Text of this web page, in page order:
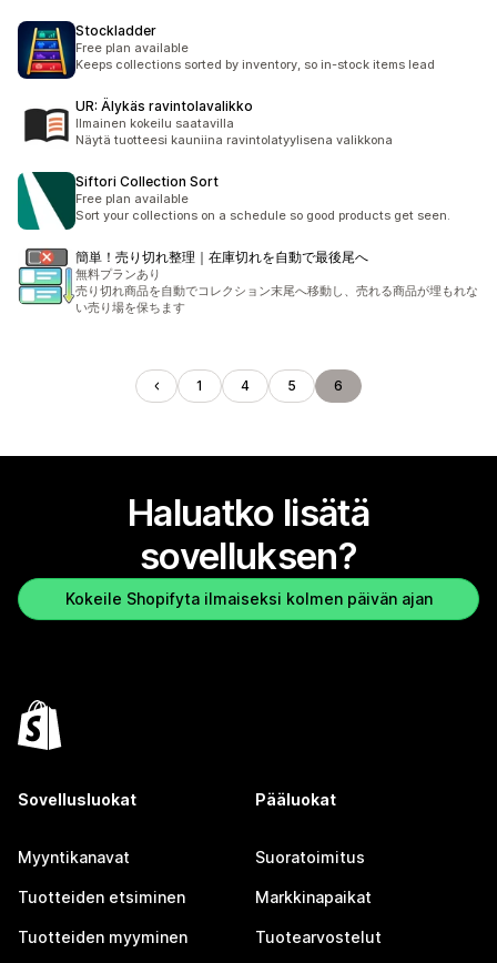
Stockladder
Free plan available
Keeps collections sorted by inventory, so in-stock items lead
UR: Älykäs ravintolavalikko
Ilmainen kokeilu saatavilla
Näytä tuotteesi kauniina ravintolatyylisena valikkona
Siftori Collection Sort
Free plan available
Sort your collections on a schedule so good products get seen.
簡単！売り切れ整理｜在庫切れを自動で最後尾へ
無料プランあり
売り切れ商品を自動でコレクション末尾へ移動し、売れる商品が埋もれな
い売り場を保ちます
1 4 5 6
Haluatko lisätä
sovelluksen?
Kokeile Shopifyta ilmaiseksi kolmen päivän ajan
Sovellusluokat
Myyntikanavat
Tuotteiden etsiminen
Tuotteiden myyminen
Pääluokat
Suoratoimitus
Markkinapaikat
Tuotearvostelut